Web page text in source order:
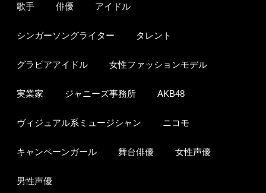
歌手 俳優 アイドル
シンガーソングライター タレント
グラビアアイドル 女性ファッションモデル
実業家 ジャニーズ事務所 AKB48
ヴィジュアル系ミュージシャン ニコモ
キャンペーンガール 舞台俳優 女性声優
男性声優